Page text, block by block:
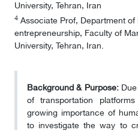
University, Tehran, Iran
4 Associate Prof, Department
entrepreneurship, Faculty of
University, Tehran, Iran.
Background & Purpose:Due
of transportation
growing importance of
to investigate the way to